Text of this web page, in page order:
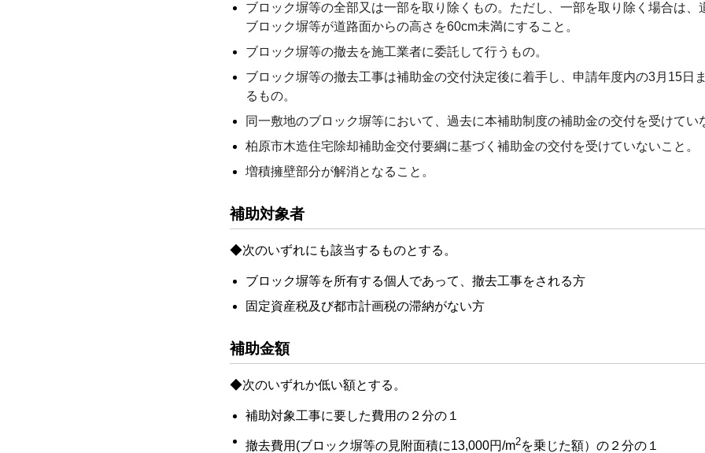
ブロック塀等の全部又は一部を取り除くもの。ただし、一部を取り除く場合は、
ブロック塀等が道路面からの高さを60cm未満にすること。
ブロック塀等の撤去を施工業者に委託して行うもの。
ブロック塀等の撤去工事は補助金の交付決定後に着手し、申請年度内の3月15日
るもの。
同一敷地のブロック塀等において、過去に本補助制度の補助金の交付を受けてい
柏原市木造住宅除却補助金交付要綱に基づく補助金の交付を受けていないこと。
増積擁壁部分が解消となること。
補助対象者
◆次のいずれにも該当するものとする。
ブロック塀等を所有する個人であって、撤去工事をされる方
固定資産税及び都市計画税の滞納がない方
補助金額
◆次のいずれか低い額とする。
補助対象工事に要した費用の２分の１
撤去費用(ブロック塀等の見附面積に13,000円/m2を乗じた額）の２分の１